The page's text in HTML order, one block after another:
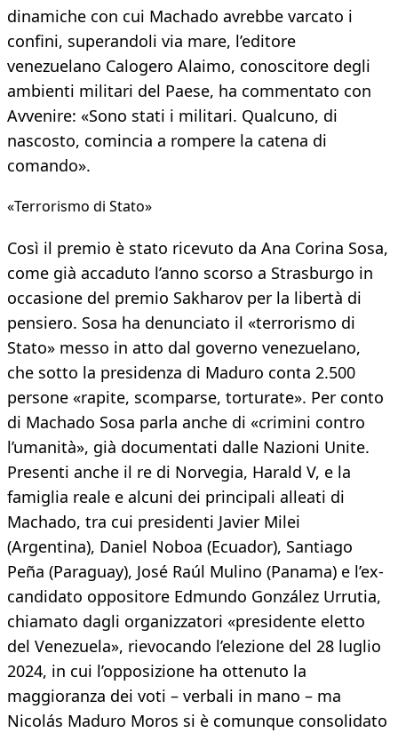
dinamiche con cui Machado avrebbe varcato i
confini, superandoli via mare, l’editore
venezuelano Calogero Alaimo, conoscitore degli
ambienti militari del Paese, ha commentato con
Avvenire: «Sono stati i militari. Qualcuno, di
nascosto, comincia a rompere la catena di
comando».
«Terrorismo di Stato»
Così il premio è stato ricevuto da Ana Corina Sosa,
come già accaduto l’anno scorso a Strasburgo in
occasione del premio Sakharov per la libertà di
pensiero. Sosa ha denunciato il «terrorismo di
Stato» messo in atto dal governo venezuelano,
che sotto la presidenza di Maduro conta 2.500
persone «rapite, scomparse, torturate». Per conto
di Machado Sosa parla anche di «crimini contro
l’umanità», già documentati dalle Nazioni Unite.
Presenti anche il re di Norvegia, Harald V, e la
famiglia reale e alcuni dei principali alleati di
Machado, tra cui presidenti Javier Milei
(Argentina), Daniel Noboa (Ecuador), Santiago
Peña (Paraguay), José Raúl Mulino (Panama) e l’ex-
candidato oppositore Edmundo González Urrutia,
chiamato dagli organizzatori «presidente eletto
del Venezuela», rievocando l’elezione del 28 luglio
2024, in cui l’opposizione ha ottenuto la
maggioranza dei voti – verbali in mano – ma
Nicolás Maduro Moros si è comunque consolidato